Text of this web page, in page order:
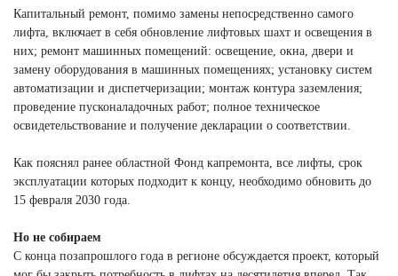
Капитальный ремонт, помимо замены непосредственно самого
лифта, включает в себя обновление лифтовых шахт и освещения в
них; ремонт машинных помещений: освещение, окна, двери и
замену оборудования в машинных помещениях; установку систем
автоматизации и диспетчеризации; монтаж контура заземления;
проведение пусконаладочных работ; полное техническое
освидетельствование и получение декларации о соответствии.
Как пояснял ранее областной Фонд капремонта, все лифты, срок
эксплуатации которых подходит к концу, необходимо обновить до
15 февраля 2030 года.
Но не собираем
С конца позапрошлого года в регионе обсуждается проект, который